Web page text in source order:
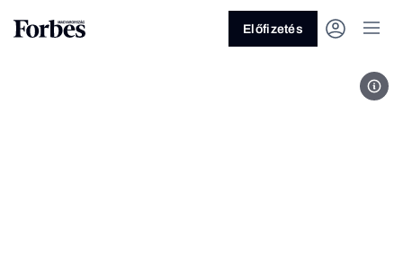
Előfizetés